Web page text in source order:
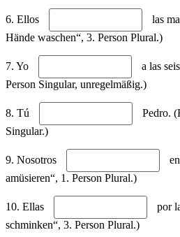
6. Ellos
las
Hände waschen“, 3. Person Plural.)
7. Yo
a las
Person Singular, unregelmäßig.)
8. Tú
Pedro.
Singular.)
9. Nosotros
amüsieren“, 1. Person Plural.)
10. Ellas
por
schminken“, 3. Person Plural.)